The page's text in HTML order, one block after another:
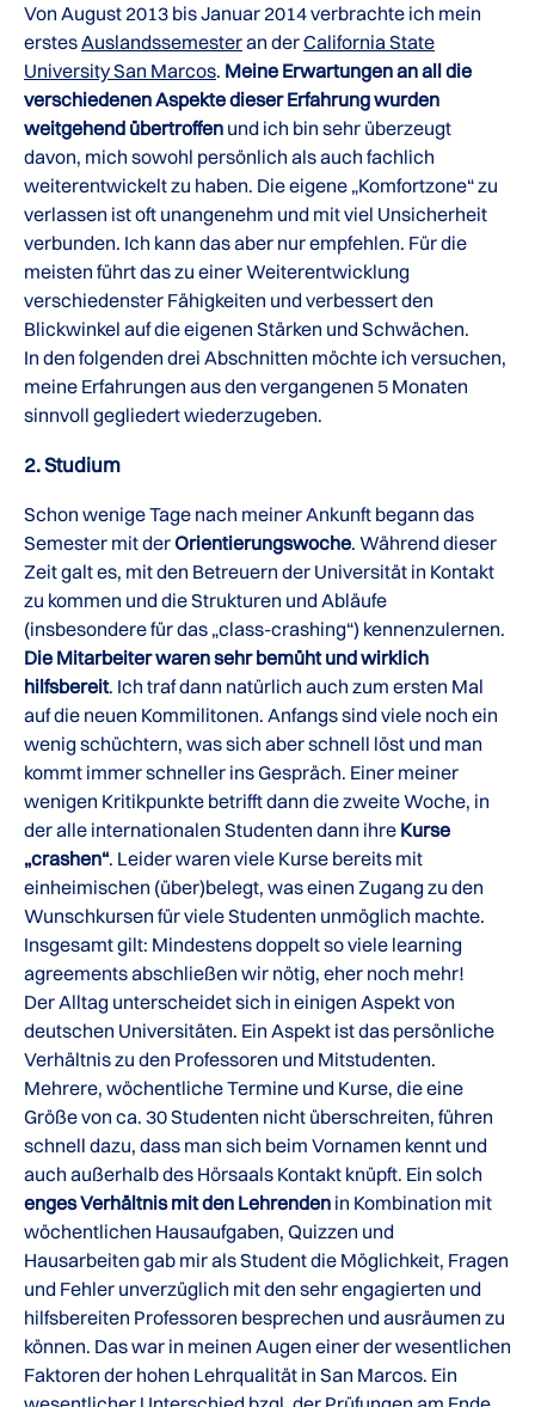
Von August 2013 bis Januar 2014 verbrachte ich mein
erstesAuslandssemesteran derCalifornia State
University San Marcos. Meine Erwartungen an all die
verschiedenen Aspekte dieser Erfahrung wurden
weitgehend übertroffen und ich bin sehr überzeugt
davon, mich sowohl persönlich als auch fachlich
weiterentwickelt zu haben. Die eigene „Komfortzone“ zu
verlassen ist oft unangenehm und mit viel Unsicherheit
verbunden. Ich kann das aber nur empfehlen. Für die
meisten führt das zu einer Weiterentwicklung
verschiedenster Fähigkeiten und verbessert den
Blickwinkel auf die eigenen Stärken und Schwächen.
In den folgenden drei Abschnitten möchte ich versuchen,
meine Erfahrungen aus den vergangenen 5 Monaten
sinnvoll gegliedert wiederzugeben.
2. Studium
Schon wenige Tage nach meiner Ankunft begann das
Semester mit derOrientierungswoche. Während dieser
Zeit galt es, mit den Betreuern der Universität in Kontakt
zu kommen und die Strukturen und Abläufe
(insbesondere für das „class-crashing“) kennenzulernen.
Die Mitarbeiter waren sehr bemüht und wirklich
hilfsbereit. Ich traf dann natürlich auch zum ersten Mal
auf die neuen Kommilitonen. Anfangs sind viele noch ein
wenig schüchtern, was sich aber schnell löst und man
kommt immer schneller ins Gespräch. Einer meiner
wenigen Kritikpunkte betrifft dann die zweite Woche, in
der alle internationalen Studenten dann ihre Kurse
„crashen“. Leider waren viele Kurse bereits mit
einheimischen (über)belegt, was einen Zugang zu den
Wunschkursen für viele Studenten unmöglich machte.
Insgesamt gilt: Mindestens doppelt so viele learning
agreements abschließen wir nötig, eher noch mehr!
Der Alltag unterscheidet sich in einigen Aspekt von
deutschen Universitäten. Ein Aspekt ist das persönliche
Verhältnis zu den Professoren und Mitstudenten.
Mehrere, wöchentliche Termine und Kurse, die eine
Größe von ca. 30 Studenten nicht überschreiten, führen
schnell dazu, dass man sich beim Vornamen kennt und
auch außerhalb des Hörsaals Kontakt knüpft. Ein solch
enges Verhältnis mit den Lehrenden in Kombination mit
wöchentlichen Hausaufgaben, Quizzen und
Hausarbeiten gab mir als Student die Möglichkeit, Fragen
und Fehler unverzüglich mit den sehr engagierten und
hilfsbereiten Professoren besprechen und ausräumen zu
können. Das war in meinen Augen einer der wesentlichen
Faktoren der hohen Lehrqualität in San Marcos. Ein